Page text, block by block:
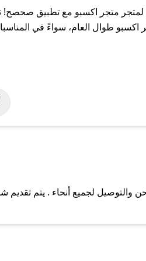
متجر اكسبو مع تطبيق صحصح!
طوال العام، سواءً في
بسهولة على كود خصم متجر
التواصل مع فريق دعم صحصح عبر
لجميع أنحاء . يتم تقديم